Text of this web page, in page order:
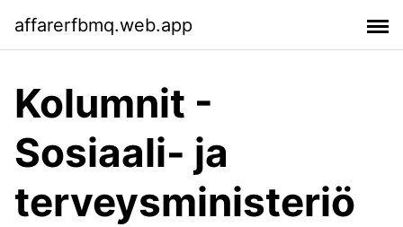
affarerfbmq.web.app
Kolumnit -
Sosiaali- ja
terveysministeriö